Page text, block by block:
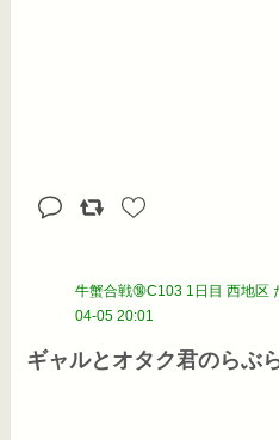
牛蟹合戦🔞C103 1日目 西地区
04-05 20:01
ギャルとオタク君のらぶ